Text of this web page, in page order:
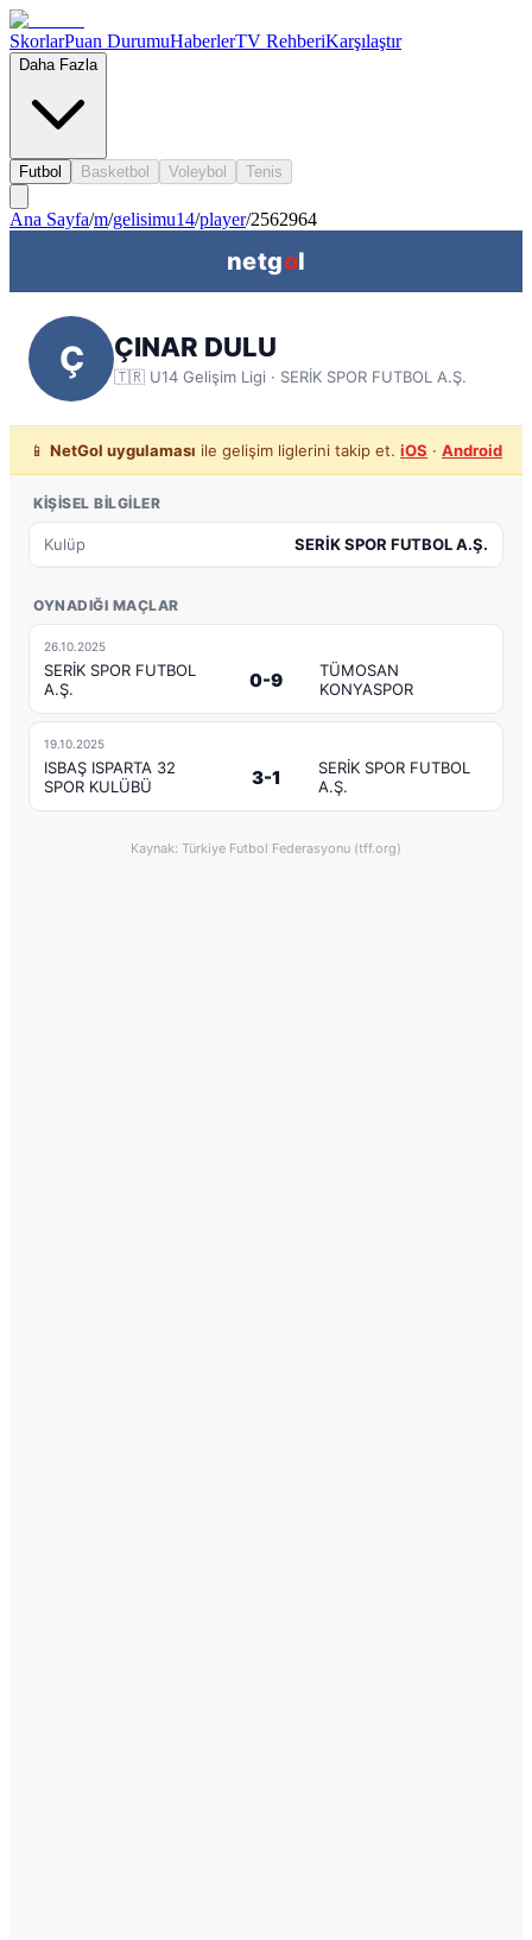
SkorlarPuan DurumuHaberlerTV RehberiKarşılaştır
Daha Fazla
Futbol Basketbol Voleybol Tenis
Ana Sayfa/m/gelisimu14/player/2562964
netgol
Ç ÇINAR DULU
🇹🇷 U14 Gelişim Ligi · SERİK SPOR FUTBOL A.Ş.
📱 NetGol uygulaması ile gelişim liglerini takip et. iOS · Android
KIŞISEL BILGILER
Kulüp SERİK SPOR FUTBOL A.Ş.
OYNADIĞI MAÇLAR
26.10.2025
SERİK SPOR FUTBOL
A.Ş.
0-9
TÜMOSAN
KONYASPOR
19.10.2025
ISBAŞ ISPARTA 32
SPOR KULÜBÜ
3-1
SERİK SPOR FUTBOL
A.Ş.
Kaynak: Türkiye Futbol Federasyonu (tff.org)